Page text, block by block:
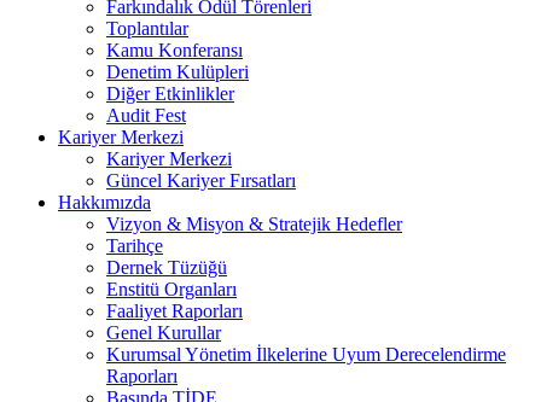
Farkındalık Ödül Törenleri
Toplantılar
Kamu Konferansı
Denetim Kulüpleri
Diğer Etkinlikler
Audit Fest
Kariyer Merkezi
Kariyer Merkezi
Güncel Kariyer Fırsatları
Hakkımızda
Vizyon & Misyon & Stratejik Hedefler
Tarihçe
Dernek Tüzüğü
Enstitü Organları
Faaliyet Raporları
Genel Kurullar
Kurumsal Yönetim İlkelerine Uyum Derecelendirme
Raporları
Basında TİDE